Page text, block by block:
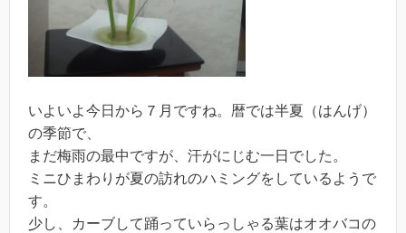
いよいよ今日から７月ですね。暦では半夏（はんげ）
の季節で、
まだ梅雨の最中ですが、汗がにじむ一日でした。
ミニひまわりが夏の訪れのハミングをしているようで
す。
少し、カーブして踊っていらっしゃる葉はオオバコの